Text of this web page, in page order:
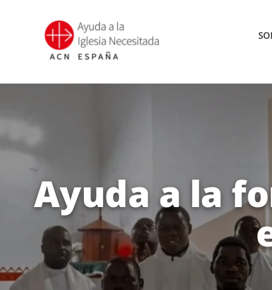
contenido
Ayuda a la